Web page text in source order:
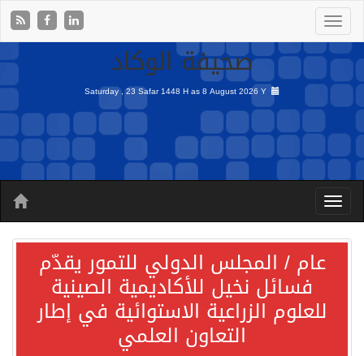
صحيفة الوكاد
Saturday , 23 Safar 1448 H as8 August 2026 Y
عام / المجلس الدولي للتمور يقدّم
فسائل نخيل للأكاديمية الصينية
للعلوم الزراعية الاستوائية في إطار
التعاون العلمي